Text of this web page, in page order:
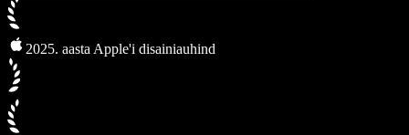
2025. aasta Apple'i disainiauhind